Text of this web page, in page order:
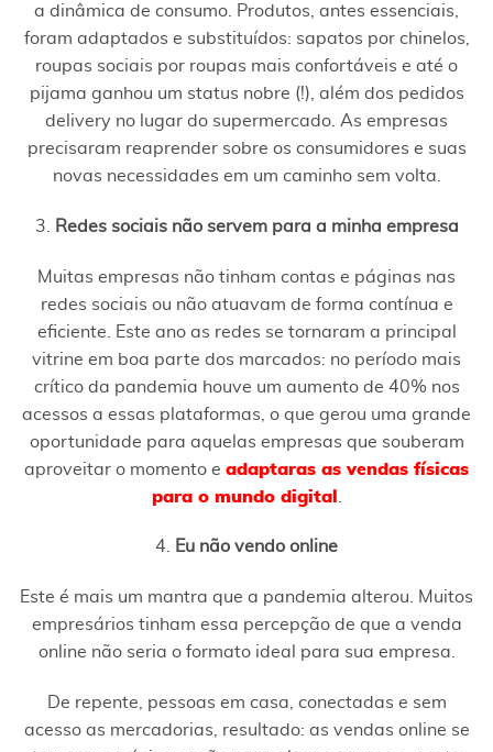
a dinâmica de consumo. Produtos, antes essenciais,
foram adaptados e substituídos: sapatos por chinelos,
roupas sociais por roupas mais confortáveis e até o
pijama ganhou um status nobre (!), além dos pedidos
delivery no lugar do supermercado. As empresas
precisaram reaprender sobre os consumidores e suas
novas necessidades em um caminho sem volta.
3. Redes sociais não servem para a minha empresa
Muitas empresas não tinham contas e páginas nas
redes sociais ou não atuavam de forma contínua e
eficiente. Este ano as redes se tornaram a principal
vitrine em boa parte dos marcados: no período mais
crítico da pandemia houve um aumento de 40% nos
acessos a essas plataformas, o que gerou uma grande
oportunidade para aquelas empresas que souberam
aproveitar o momento e adaptaras as vendas físicas
para o mundo digital
4. Eu não vendo online
Este é mais um mantra que a pandemia alterou. Muitos
empresários tinham essa percepção de que a venda
online não seria o formato ideal para sua empresa.
De repente, pessoas em casa, conectadas e sem
acesso as mercadorias, resultado: as vendas online se